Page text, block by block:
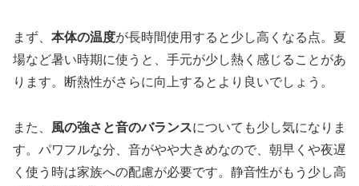
まず、 本体の温度が長時間使用すると少し高くなる点。夏
場など暑い時期に使うと、手元が少し熱く感じることがあ
ります。断熱性がさらに向上するとより良いでしょう。
また、 風の強さと音のバランスについても少し気になりま
す。パワフルな分、音がやや大きめなので、朝早くや夜遅
く使う時は家族への配慮が必要です。静音性がもう少し高